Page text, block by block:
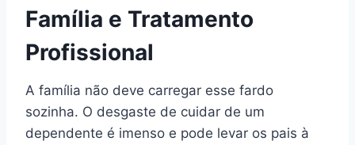
Família e Tratamento
Profissional
A família não deve carregar esse fardo
sozinha. O desgaste de cuidar de um
dependente é imenso e pode levar os pais à